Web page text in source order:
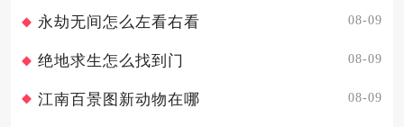
永劫无间怎么左看右看 08-09
绝地求生怎么找到门 08-09
江南百景图新动物在哪 08-09